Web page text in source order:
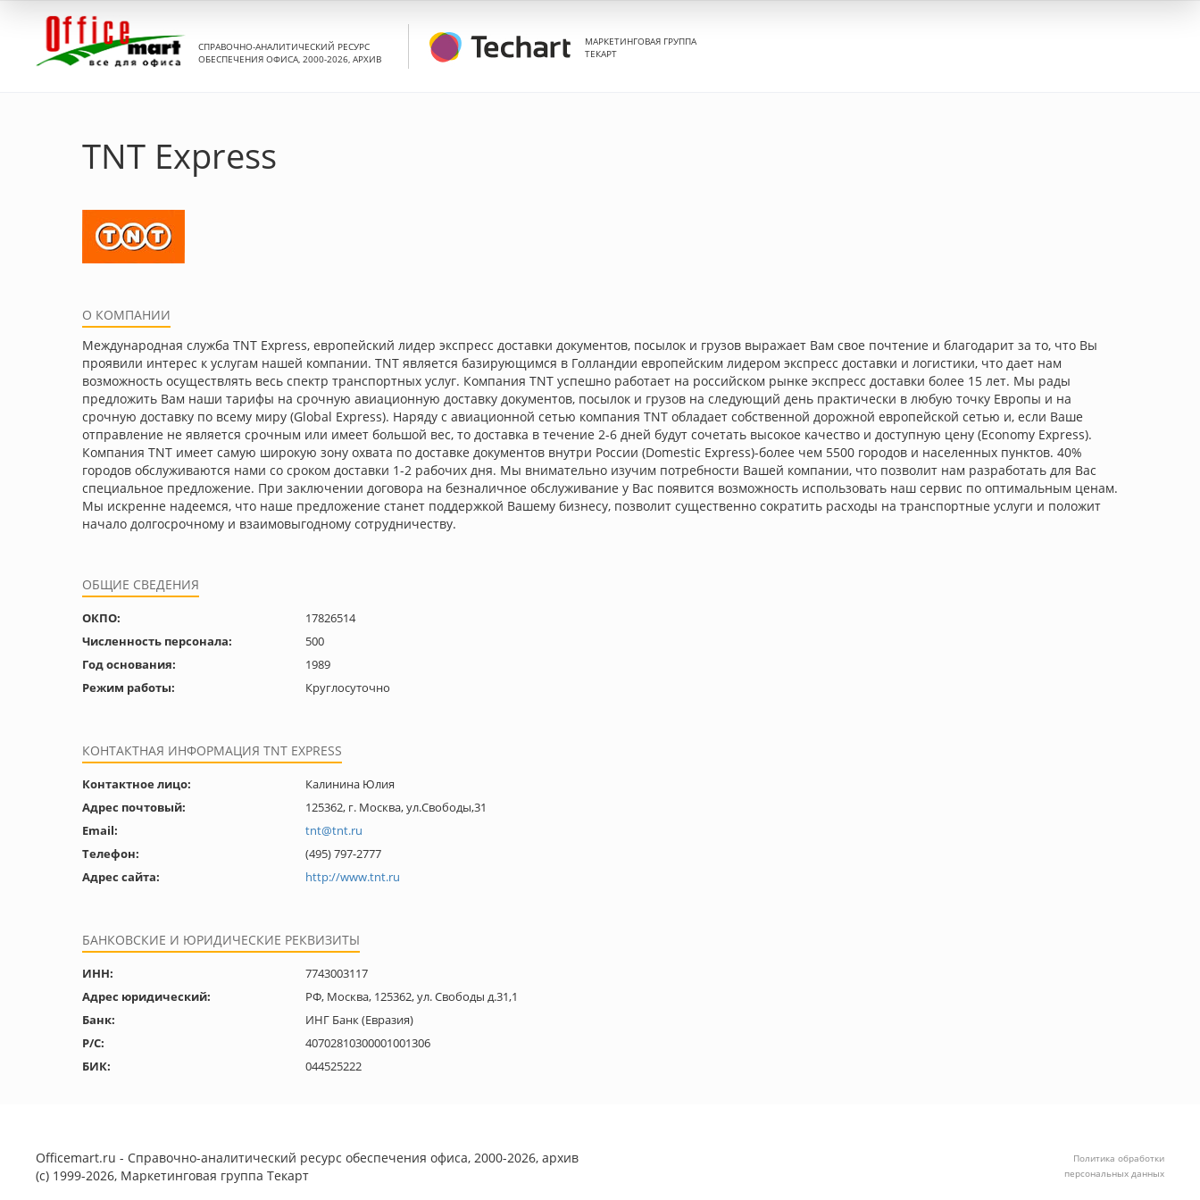
СПРАВОЧНО-АНАЛИТИЧЕСКИЙ РЕСУРС
ОБЕСПЕЧЕНИЯ ОФИСА, 2000-2026, АРХИВ
МАРКЕТИНГОВАЯ ГРУППА
ТЕКАРТ
TNT Express
О КОМПАНИИ
Международная служба TNT Express, европейский лидер экспресс доставки документов, посылок и грузов выражает Вам свое почтение и благодарит за то, что Вы
проявили интерес к услугам нашей компании. ТNТ является базирующимся в Голландии европейским лидером экспресс доставки и логистики, что дает нам
возможность осуществлять весь спектр транспортных услуг. Компания TNT успешно работает на российском рынке экспресс доставки более 15 лет. Мы рады
предложить Вам наши тарифы на срочную авиационную доставку документов, посылок и грузов на следующий день практически в любую точку Европы и на
срочную доставку по всему миру (Global Express). Наряду с авиационной сетью компания ТNТ обладает собственной дорожной европейской сетью и, если Ваше
отправление не является срочным или имеет большой вес, то доставка в течение 2-6 дней будут сочетать высокое качество и доступную цену (Economy Express).
Компания ТNТ имеет самую широкую зону охвата по доставке документов внутри России (Domestic Express)-более чем 5500 городов и населенных пунктов. 40%
городов обслуживаются нами со сроком доставки 1-2 рабочих дня. Мы внимательно изучим потребности Вашей компании, что позволит нам разработать для Вас
специальное предложение. При заключении договора на безналичное обслуживание у Вас появится возможность использовать наш сервис по оптимальным ценам.
Мы искренне надеемся, что наше предложение станет поддержкой Вашему бизнесу, позволит существенно сократить расходы на транспортные услуги и положит
начало долгосрочному и взаимовыгодному сотрудничеству.
ОБЩИЕ СВЕДЕНИЯ
ОКПО:
17826514
Численность персонала:
500
Год основания:
1989
Режим работы:
Круглосуточно
КОНТАКТНАЯ ИНФОРМАЦИЯ TNT EXPRESS
Контактное лицо:
Калинина Юлия
Адрес почтовый:
125362, г. Москва, ул.Свободы,31
Email:
tnt@tnt.ru
Телефон:
(495) 797-2777
Адрес сайта:
http://www.tnt.ru
БАНКОВСКИЕ И ЮРИДИЧЕСКИЕ РЕКВИЗИТЫ
ИНН:
7743003117
Адрес юридический:
РФ, Москва, 125362, ул. Свободы д.31,1
Банк:
ИНГ Банк (Евразия)
Р/С:
40702810300001001306
БИК:
044525222
Officemart.ru - Справочно-аналитический ресурс обеспечения офиса, 2000-2026, архив
(с) 1999-2026, Маркетинговая группа Текарт
Политика обработки
персональных данных